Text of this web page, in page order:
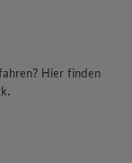
im
Wünsche
EDEKA-
darunter etwa
Hier finden